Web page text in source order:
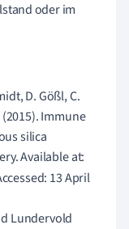
oder im
D. Gößl, C.
Immune
silica
Available at:
13 April
Lundervold